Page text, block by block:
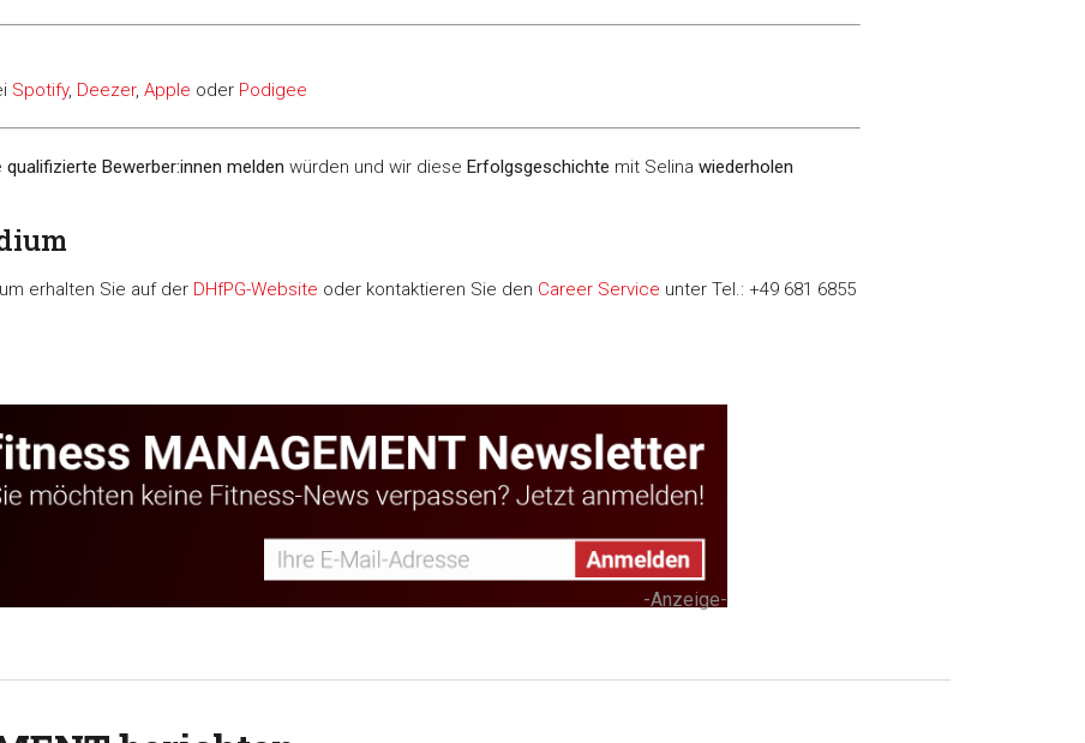
Spotify, Deezer, Apple oder Podigee
qualifizierte Bewerber:innen melden würden und wir diese Erfolgsgeschichte mit Selina wiederholen
erhalten Sie auf der DHfPG-Website oder kontaktieren Sie den Career Service unter Tel.: +49 681 6855
-Anzeige-